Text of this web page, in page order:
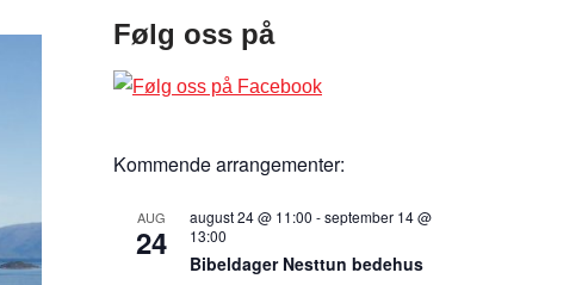
Følg oss på
Kommende arrangementer:
AUG
24
august 24 @ 11:00 -september 14 @
13:00
Bibeldager Nesttun bedehus